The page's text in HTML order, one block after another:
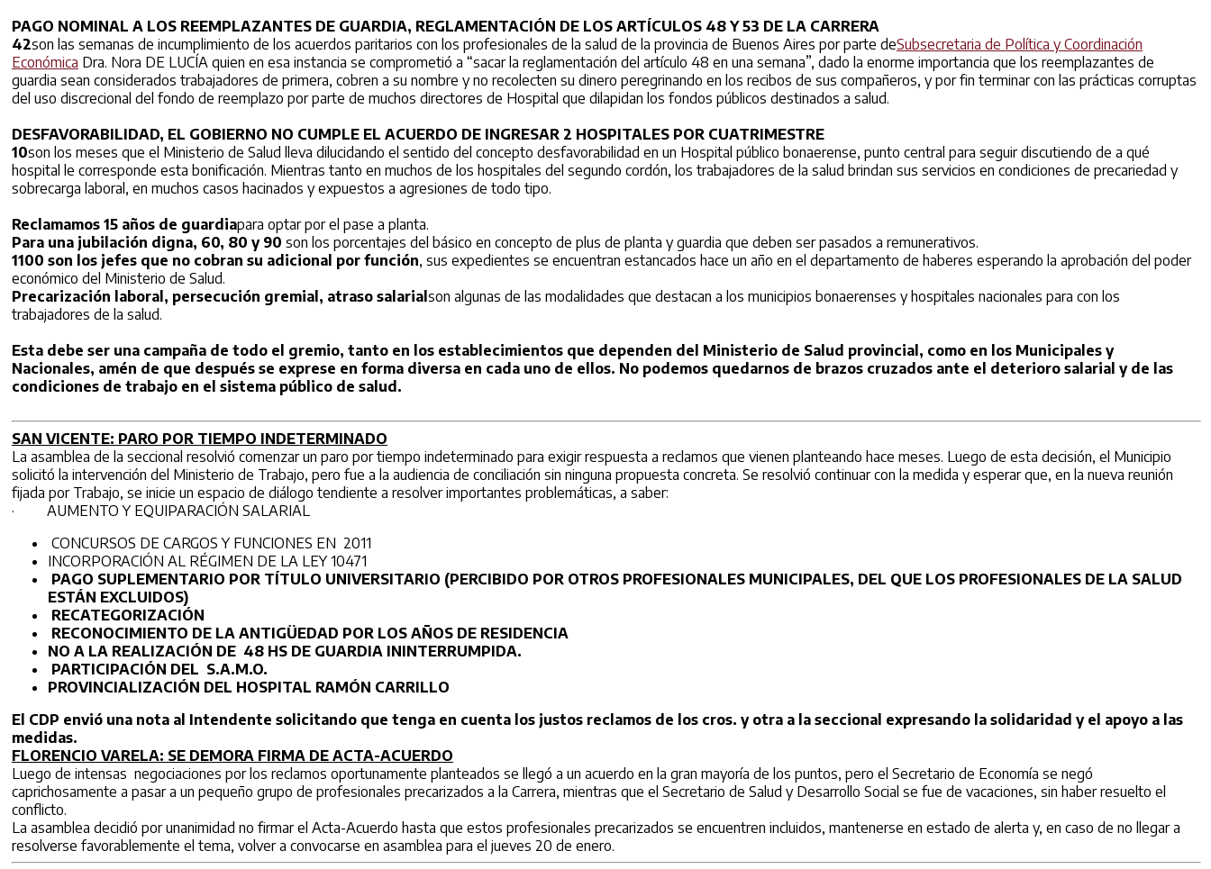
PAGO NOMINAL A LOS REEMPLAZANTES DE GUARDIA, REGLAMENTACIÓN DE LOS ARTÍCULOS 48 Y 53 DE LA CARRERA
42son las semanas de incumplimiento de los acuerdos paritarios con los profesionales de la salud de la provincia de Buenos Aires por parte deSubsecretaria de Política y Coordinación
Económica Dra. Nora DE LUCÍA quien en esa instancia se comprometió a “sacar la reglamentación del artículo 48 en una semana”, dado la enorme importancia que los reemplazantes de
guardia sean considerados trabajadores de primera, cobren a su nombre y no recolecten su dinero peregrinando en los recibos de sus compañeros, y por fin terminar con las prácticas corruptas
del uso discrecional del fondo de reemplazo por parte de muchos directores de Hospital que dilapidan los fondos públicos destinados a salud.
DESFAVORABILIDAD, EL GOBIERNO NO CUMPLE EL ACUERDO DE INGRESAR 2 HOSPITALES POR CUATRIMESTRE
10son los meses que el Ministerio de Salud lleva dilucidando el sentido del concepto desfavorabilidad en un Hospital público bonaerense, punto central para seguir discutiendo de a qué
hospital le corresponde esta bonificación. Mientras tanto en muchos de los hospitales del segundo cordón, los trabajadores de la salud brindan sus servicios en condiciones de precariedad y
sobrecarga laboral, en muchos casos hacinados y expuestos a agresiones de todo tipo.
Reclamamos 15 años de guardiapara optar por el pase a planta.
Para una jubilación digna, 60, 80 y 90 son los porcentajes del básico en concepto de plus de planta y guardia que deben ser pasados a remunerativos.
1100 son los jefes que no cobran su adicional por función, sus expedientes se encuentran estancados hace un año en el departamento de haberes esperando la aprobación del poder
económico del Ministerio de Salud.
Precarización laboral, persecución gremial, atraso salarialson algunas de las modalidades que destacan a los municipios bonaerenses y hospitales nacionales para con los
trabajadores de la salud.
Esta debe ser una campaña de todo el gremio, tanto en los establecimientos que dependen del Ministerio de Salud provincial, como en los Municipales y
Nacionales, amén de que después se exprese en forma diversa en cada uno de ellos. No podemos quedarnos de brazos cruzados ante el deterioro salarial y de las
condiciones de trabajo en el sistema público de salud.
SAN VICENTE: PARO POR TIEMPO INDETERMINADO
La asamblea de la seccional resolvió comenzar un paro por tiempo indeterminado para exigir respuesta a reclamos que vienen planteando hace meses. Luego de esta decisión, el Municipio
solicitó la intervención del Ministerio de Trabajo, pero fue a la audiencia de conciliación sin ninguna propuesta concreta. Se resolvió continuar con la medida y esperar que, en la nueva reunión
fijada por Trabajo, se inicie un espacio de diálogo tendiente a resolver importantes problemáticas, a saber:
· AUMENTO Y EQUIPARACIÓN SALARIAL
CONCURSOS DE CARGOS Y FUNCIONES EN 2011
INCORPORACIÓN AL RÉGIMEN DE LA LEY 10471
PAGO SUPLEMENTARIO POR TÍTULO UNIVERSITARIO (PERCIBIDO POR OTROS PROFESIONALES MUNICIPALES, DEL QUE LOS PROFESIONALES DE LA SALUD
ESTÁN EXCLUIDOS)
RECATEGORIZACIÓN
RECONOCIMIENTO DE LA ANTIGÜEDAD POR LOS AÑOS DE RESIDENCIA
NO A LA REALIZACIÓN DE 48 HS DE GUARDIA ININTERRUMPIDA.
PARTICIPACIÓN DEL S.A.M.O.
PROVINCIALIZACIÓN DEL HOSPITAL RAMÓN CARRILLO
El CDP envió una nota al Intendente solicitando que tenga en cuenta los justos reclamos de los cros. y otra a la seccional expresando la solidaridad y el apoyo a las
medidas.
FLORENCIO VARELA: SE DEMORA FIRMA DE ACTA-ACUERDO
Luego de intensas negociaciones por los reclamos oportunamente planteados se llegó a un acuerdo en la gran mayoría de los puntos, pero el Secretario de Economía se negó
caprichosamente a pasar a un pequeño grupo de profesionales precarizados a la Carrera, mientras que el Secretario de Salud y Desarrollo Social se fue de vacaciones, sin haber resuelto el
conflicto.
La asamblea decidió por unanimidad no firmar el Acta-Acuerdo hasta que estos profesionales precarizados se encuentren incluidos, mantenerse en estado de alerta y, en caso de no llegar a
resolverse favorablemente el tema, volver a convocarse en asamblea para el jueves 20 de enero.